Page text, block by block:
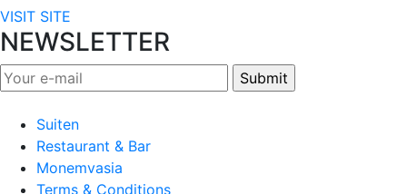
VISIT SITE
NEWSLETTER
Suiten
Restaurant & Bar
Monemvasia
Terms & Conditions